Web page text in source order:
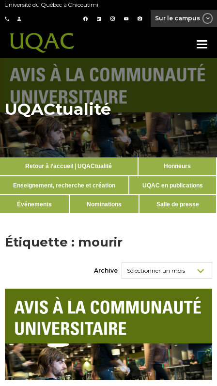
Université du Québec à Chicoutimi
Sur le campus
UQACtualité
Retour à l’accueil | UQACtualité Honneurs
Enseignement, recherche et création UQAC en publications
Événements Nominations Salle de presse
Étiquette : mourir
Archive